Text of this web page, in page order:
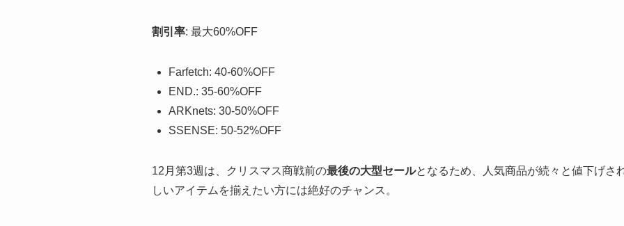
割引率: 最大60%OFF
Farfetch: 40-60%OFF
END.: 35-60%OFF
ARKnets: 30-50%OFF
SSENSE: 50-52%OFF
12月第3週は、クリスマス商戦前の最後の大型セールとなるため、人気商品が続々と値下げさ
しいアイテムを揃えたい方には絶好のチャンス。